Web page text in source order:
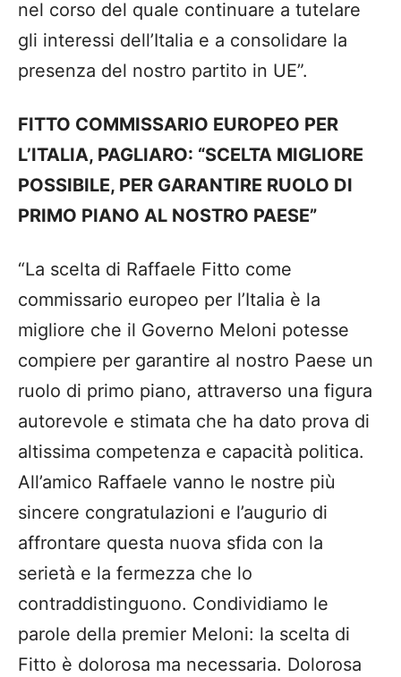
nel corso del quale continuare a tutelare
gli interessi dell’Italia e a consolidare la
presenza del nostro partito in UE”.
FITTO COMMISSARIO EUROPEO PER
L’ITALIA, PAGLIARO: “SCELTA MIGLIORE
POSSIBILE, PER GARANTIRE RUOLO DI
PRIMO PIANO AL NOSTRO PAESE”
“La scelta di Raffaele Fitto come
commissario europeo per l’Italia è la
migliore che il Governo Meloni potesse
compiere per garantire al nostro Paese un
ruolo di primo piano, attraverso una figura
autorevole e stimata che ha dato prova di
altissima competenza e capacità politica.
All’amico Raffaele vanno le nostre più
sincere congratulazioni e l’augurio di
affrontare questa nuova sfida con la
serietà e la fermezza che lo
contraddistinguono. Condividiamo le
parole della premier Meloni: la scelta di
Fitto è dolorosa ma necessaria. Dolorosa